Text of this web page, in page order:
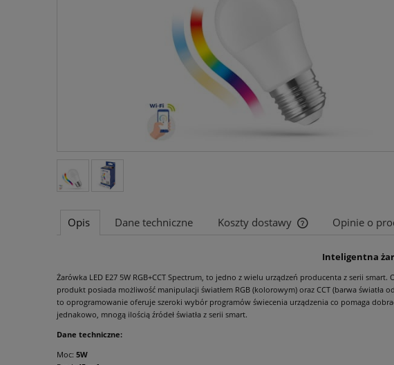
Opis Dane techniczne Koszty dostawy
Cena nie zawiera
Opinie o
Inteligentna
Żarówka LED E27 5W RGB+CCT Spectrum, to jedno z wielu urządzeń producenta z serii
produkt posiada możliwość manipulacji światłem RGB (kolorowym) oraz CCT (barwa światła
to oprogramowanie oferuje szeroki wybór programów świecenia urządzenia co pomaga
jednakowo, mnogą ilością źródeł światła z serii smart.
Dane techniczne:
Moc: 5W